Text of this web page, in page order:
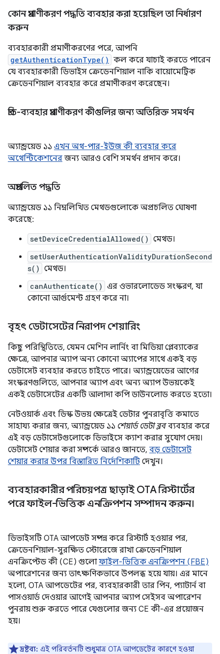
কোন প্রমাণীকরণ পদ্ধতি ব্যবহার করা হয়েছিল তা নির্ধারণ
করুন
ব্যবহারকারী প্রমাণীকরণের পরে, আপনি
getAuthenticationType() কল করে যাচাই করতে পারেন
যে ব্যবহারকারী ডিভাইস ক্রেডেনশিয়াল নাকি বায়োমেট্রিক
ক্রেডেনশিয়াল ব্যবহার করে প্রমাণীকরণ করেছেন।
প্রতি-ব্যবহার প্রমাণীকরণ কীগুলির জন্য অতিরিক্ত সমর্থন
অ্যান্ড্রয়েড ১১ এখন অথ-পার-ইউজ কী ব্যবহার করে
অথেন্টিকেশনের জন্য আরও বেশি সমর্থন প্রদান করে।
অপ্রচলিত পদ্ধতি
অ্যান্ড্রয়েড ১১ নিম্নলিখিত মেথডগুলোকে অপ্রচলিত ঘোষণা
করেছে:
setDeviceCredentialAllowed() মেথড।
setUserAuthenticationValidityDurationSecond
s() মেথড।
canAuthenticate() এর ওভারলোডেড সংস্করণ, যা
কোনো আর্গুমেন্ট গ্রহণ করে না।
বৃহৎ ডেটাসেটের নিরাপদ শেয়ারিং
কিছু পরিস্থিতিতে, যেমন মেশিন লার্নিং বা মিডিয়া প্লেব্যাকের
ক্ষেত্রে, আপনার অ্যাপ অন্য কোনো অ্যাপের সাথে একই বড়
ডেটাসেট ব্যবহার করতে চাইতে পারে। অ্যান্ড্রয়েডের আগের
সংস্করণগুলিতে, আপনার অ্যাপ এবং অন্য অ্যাপ উভয়কেই
একই ডেটাসেটের একটি আলাদা কপি ডাউনলোড করতে হতো।
নেটওয়ার্ক এবং ডিস্ক উভয় ক্ষেত্রেই ডেটার পুনরাবৃত্তি কমাতে
সাহায্য করার জন্য, অ্যান্ড্রয়েড ১১ শেয়ার্ড ডেটা ব্লবব্যবহার করে
এই বড় ডেটাসেটগুলোকে ডিভাইসে ক্যাশ করার সুযোগ দেয়।
ডেটাসেট শেয়ার করা সম্পর্কে আরও জানতে, বড় ডেটাসেট
শেয়ার করার উপর বিস্তারিত নির্দেশিকাটি দেখুন।
ব্যবহারকারীর পরিচয়পত্র ছাড়াই OTA রিস্টার্টের
পরে ফাইল-ভিত্তিক এনক্রিপশন সম্পাদন করুন।
ডিভাইসটি OTA আপডেট সম্পন্ন করে রিস্টার্ট হওয়ার পর,
ক্রেডেনশিয়াল-সুরক্ষিত স্টোরেজে রাখা ক্রেডেনশিয়াল
এনক্রিপ্টেড কী (CE) গুলোফাইল-ভিত্তিক এনক্রিপশন (FBE)
অপারেশনের জন্য তাৎক্ষণিকভাবে উপলব্ধ হয়ে যায়। এর মানে
হলো, OTA আপডেটের পর, ব্যবহারকারী তার পিন, প্যাটার্ন বা
পাসওয়ার্ড দেওয়ার আগেই আপনার অ্যাপ সেইসব অপারেশন
পুনরায় শুরু করতে পারে যেগুলোর জন্য CE কী-এর প্রয়োজন
হয়।
দ্রষ্টব্য: এই পরিবর্তনটি শুধুমাত্র OTA আপডেটের কারণে হওয়া